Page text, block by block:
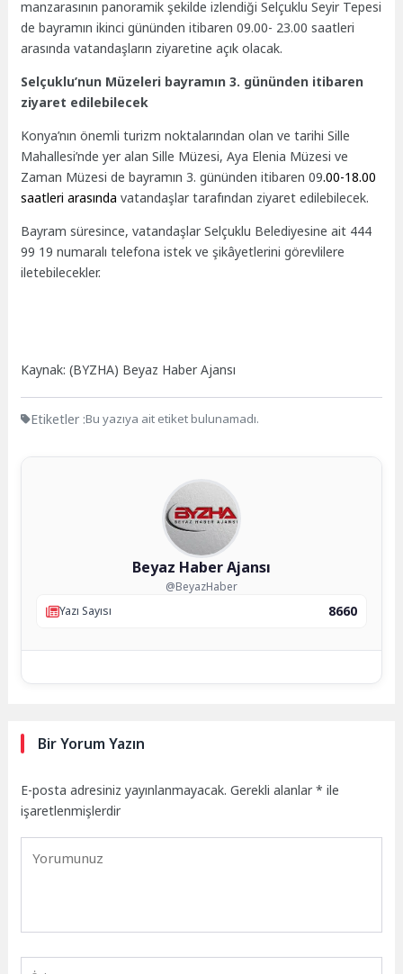
manzarasının panoramik şekilde izlendiği Selçuklu Seyir Tepesi
de bayramın ikinci gününden itibaren 09.00- 23.00 saatleri
arasında vatandaşların ziyaretine açık olacak.
Selçuklu’nun Müzeleri bayramın 3. gününden itibaren
ziyaret edilebilecek
Konya’nın önemli turizm noktalarından olan ve tarihi Sille
Mahallesi’nde yer alan Sille Müzesi, Aya Elenia Müzesi ve
Zaman Müzesi de bayramın 3. gününden itibaren 09.00-18.00
saatleri arasındavatandaşlar tarafından ziyaret edilebilecek.
Bayram süresince, vatandaşlar Selçuklu Belediyesine ait 444
99 19 numaralı telefona istek ve şikâyetlerini görevlilere
iletebilecekler.
Kaynak: (BYZHA) Beyaz Haber Ajansı
Etiketler :Bu yazıya ait etiket bulunamadı.
Beyaz Haber Ajansı
@BeyazHaber
Yazı Sayısı
8660
Bir Yorum Yazın
E-posta adresiniz yayınlanmayacak. Gerekli alanlar* ile
işaretlenmişlerdir